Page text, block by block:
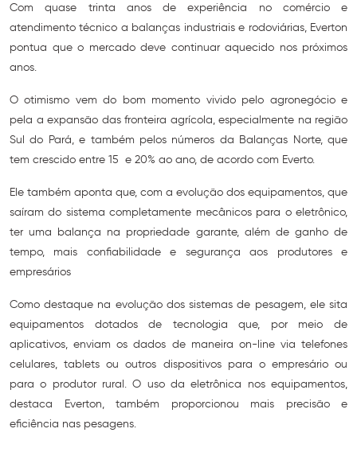
Com quase trinta anos de experiência no comércio e
atendimento técnico a balanças industriais e rodoviárias, Everton
pontua que o mercado deve continuar aquecido nos próximos
anos.
O otimismo vem do bom momento vivido pelo agronegócio e
pela a expansão das fronteira agrícola, especialmente na região
Sul do Pará, e também pelos números da Balanças Norte, que
tem crescido entre 15 e 20% ao ano, de acordo com Everto.
Ele também aponta que, com a evolução dos equipamentos, que
saíram do sistema completamente mecânicos para o eletrônico,
ter uma balança na propriedade garante, além de ganho de
tempo, mais confiabilidade e segurança aos produtores e
empresários
Como destaque na evolução dos sistemas de pesagem, ele sita
equipamentos dotados de tecnologia que, por meio de
aplicativos, enviam os dados de maneira on-line via telefones
celulares, tablets ou outros dispositivos para o empresário ou
para o produtor rural. O uso da eletrônica nos equipamentos,
destaca Everton, também proporcionou mais precisão e
eficiência nas pesagens.